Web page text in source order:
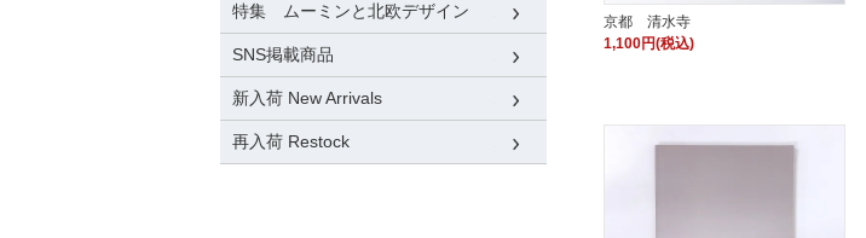
京都 清水寺
1,100円(税込)
特集 ムーミンと北欧デザイン
SNS掲載商品
新入荷 New Arrivals
再入荷 Restock